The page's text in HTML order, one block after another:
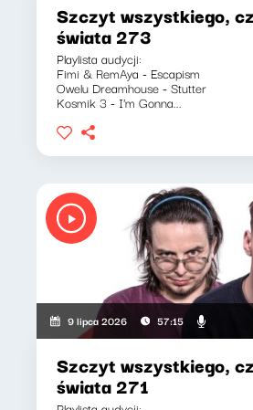
Szczyt wszystkiego,
świata 273
Playlista audycji:
Fimi & RemAya - Escapism
Owelu Dreamhouse - Stutter
Kosmik 3 - I'm Gonna...
9 lipca 2026 57:15
Szczyt wszystkiego,
świata 271